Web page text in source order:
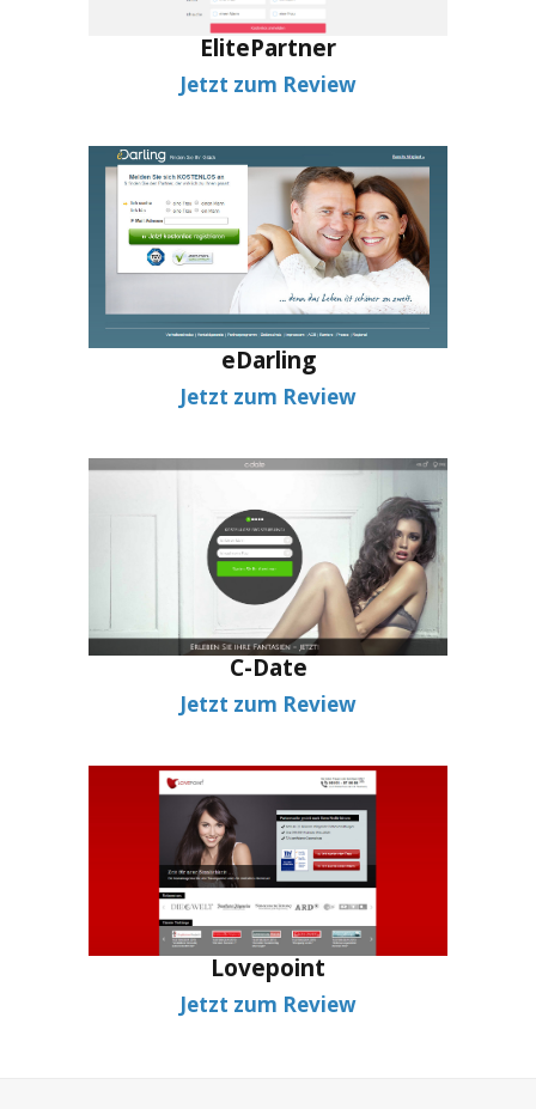
ElitePartner
Jetzt zum Review
eDarling
Jetzt zum Review
C-Date
Jetzt zum Review
Lovepoint
Jetzt zum Review